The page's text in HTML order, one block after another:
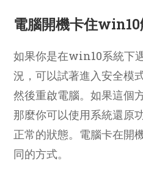
電腦開機卡住
如果你是在win10系統下
況，可以試著進入安全模
然後重啟電腦。如果這個
那麼你可以使用系統還原
正常的狀態。電腦卡在
同的方式。